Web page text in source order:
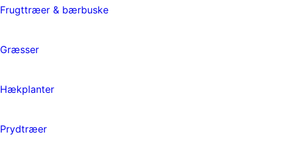
Frugttræer & bærbuske
Græsser
Hækplanter
Prydtræer